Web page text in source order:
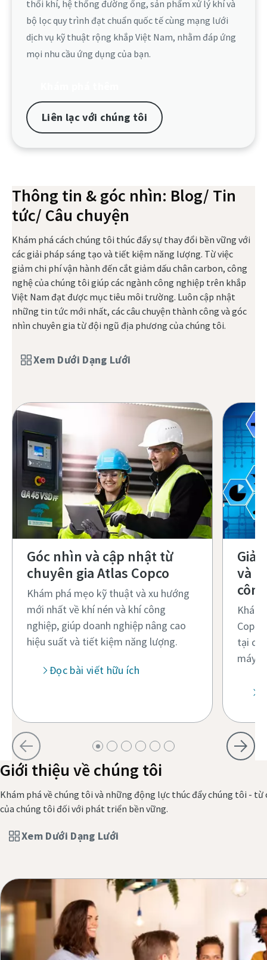
thổi khí, hệ thống đường ống, sản phẩm xử lý khí và
bộ lọc quy trình đạt chuẩn quốc tế cùng mạng lưới
dịch vụ kỹ thuật rộng khắp Việt Nam, nhằm đáp ứng
mọi nhu cầu ứng dụng của bạn.​
Liên lạc với chúng tôi
Thông tin & góc nhìn: Blog/ Tin
tức/ Câu chuyện
Khám phá cách chúng tôi thúc đẩy sự thay đổi bền vững với
các giải pháp sáng tạo và tiết kiệm năng lượng. Từ việc
giảm chi phí vận hành đến cắt giảm dấu chân carbon, công
nghệ của chúng tôi giúp các ngành công nghiệp trên khắp
Việt Nam đạt được mục tiêu môi trường. Luôn cập nhật
những tin tức mới nhất, các câu chuyện thành công và góc
nhìn chuyên gia từ đội ngũ địa phương của chúng tôi.​
Xem Dưới Dạng Lưới
Góc nhìn và cập nhật từ
chuyên gia Atlas Copco
Khám phá mẹo kỹ thuật và xu hướng
mới nhất về khí nén và khí công
nghiệp, giúp doanh nghiệp nâng cao
hiệu suất và tiết kiệm năng lượng.
Đọc bài viết hữu ích
Giải
và
tại
máy
Giới thiệu về chúng tôi
Khám phá về chúng tôi và những động lực thúc đẩy chúng tôi -
của chúng tôi đối với phát triển bền vững.
Xem Dưới Dạng Lưới